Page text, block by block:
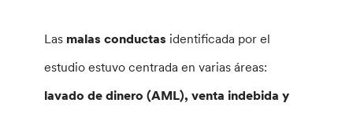
Las malas conductas identificada por el
estudio estuvo centrada en varias áreas:
lavado de dinero (AML), venta indebida y